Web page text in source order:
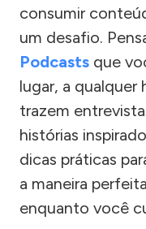
consumir
um desafio.
Podcasts que
lugar, a qualquer
trazem
histórias
dicas práticas
a maneira
enquanto você